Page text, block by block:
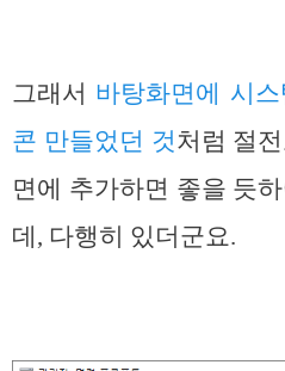
그래서 바탕화면에 시
콘 만들었던 것처럼 절
면에 추가하면 좋을 듯
데, 다행히 있더군요.